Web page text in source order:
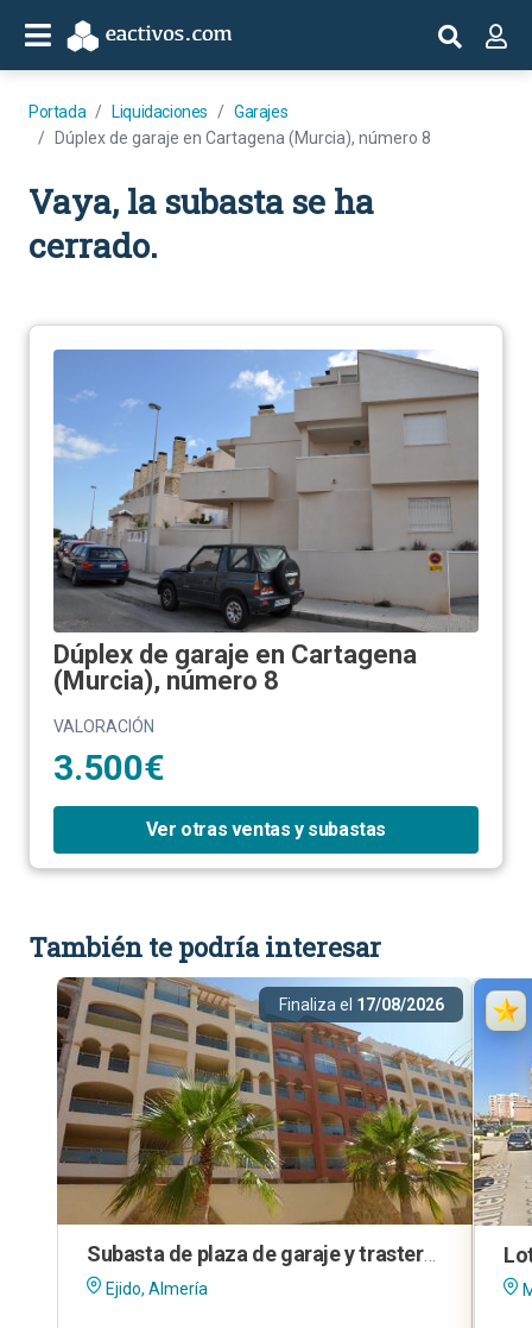
Portada Liquidaciones
Garajes
Dúplex de garaje en Cartagena (Murcia), número 8
Vaya, la subasta se ha
cerrado.
Dúplex de garaje en Cartagena
(Murcia), número 8
VALORACIÓN
3.500€
Ver otras ventas y subastas
También te podría interesar
Finaliza el 17/08/2026
Subasta de plaza de garaje y trastero en El Ejido (Almería)
Ejido, Almería